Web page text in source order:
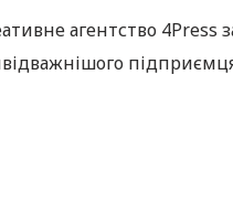
агентство 4Press